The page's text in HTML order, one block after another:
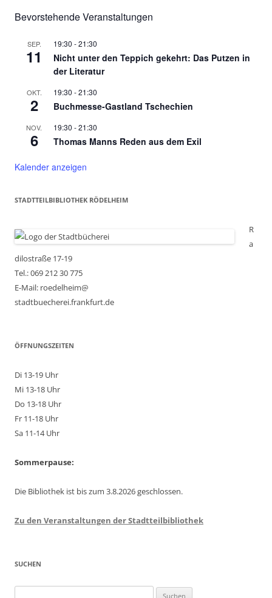
Bevorstehende Veranstaltungen
SEP.
11
19:30 -21:30
Nicht unter den Teppich gekehrt: Das Putzen in
der Literatur
OKT.
2
19:30 -21:30
Buchmesse-Gastland Tschechien
NOV.
6
19:30 -21:30
Thomas Manns Reden aus dem Exil
Kalender anzeigen
STADTTEILBIBLIOTHEK RÖDELHEIM
R
a
dilostraße 17-19
Tel.: 069 212 30 775
E-Mail: roedelheim@
stadtbuecherei.frankfurt.de
ÖFFNUNGSZEITEN
Di 13-19 Uhr
Mi 13-18 Uhr
Do 13-18 Uhr
Fr 11-18 Uhr
Sa 11-14 Uhr
Sommerpause:
Die Bibliothek ist bis zum 3.8.2026 geschlossen.
Zu den Veranstaltungen der Stadtteilbibliothek
SUCHEN